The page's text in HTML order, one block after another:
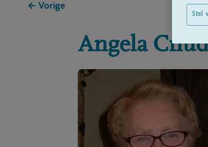
← Vorige
Angela
Stel